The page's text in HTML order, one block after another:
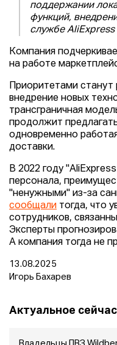
поддержании
функций,
службе AliExpress
Компания
на работе
Приоритетами
внедрение новых
трансграничная
продолжит
одновременно
доставки.
В 2022 году
персонала,
"ненужными" из-за
сообщали тогда, что
сотрудников,
Эксперты
А компания тогда не
13.08.2025
Игорь Бахарев
Актуальное сейчас